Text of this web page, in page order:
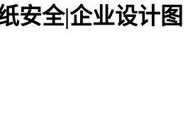
安全|企业设计图